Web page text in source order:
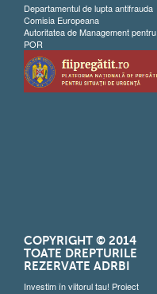
Departamentul de lupta antifrauda
Comisia Europeana
Autoritatea de Management pentru
POR
COPYRIGHT © 2014
TOATE DREPTURILE
REZERVATE ADRBI
Investim în viitorul tau! Proiect